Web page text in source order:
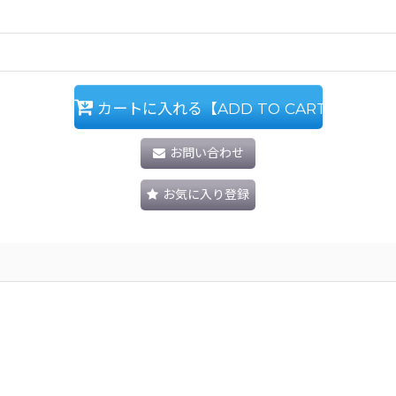
カートに入れる【ADD TO CART】
お問い合わせ
お気に入り登録